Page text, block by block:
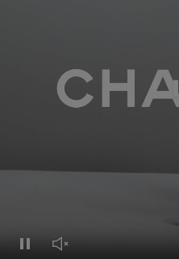
Pause this video
Unmute this video